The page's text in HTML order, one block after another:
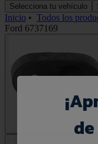
Selecciona tu vehículo
Inicio • Todos los
Ford 6737169
¡